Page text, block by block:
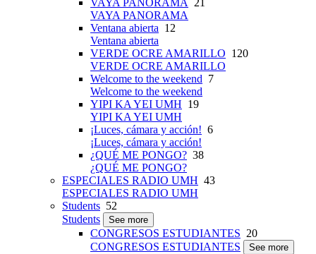
VAYA PANORAMA
21
VAYA PANORAMA
Ventana abierta 12
Ventana abierta
VERDE OCRE AMARILLO 120
VERDE OCRE AMARILLO
Welcome to the weekend 7
Welcome to the weekend
YIPI KA YEI UMH 19
YIPI KA YEI UMH
¡Luces, cámara y acción! 6
¡Luces, cámara y acción!
¿QUÉ ME PONGO? 38
¿QUÉ ME PONGO?
ESPECIALES RADIO UMH 43
ESPECIALES RADIO UMH
Students 52
Students
See more
CONGRESOS ESTUDIANTES 20
CONGRESOS ESTUDIANTES
See more